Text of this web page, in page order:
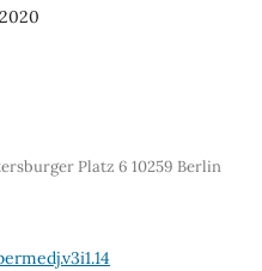
Platz 6 10259 Berlin